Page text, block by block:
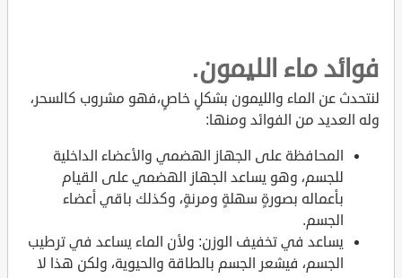
فوائد ماء الليمون.
لنتحدث عن الماء والليمون بشكلٍ خاصٍ،فهو مشروب كالسحر،
وله العديد من الفوائد ومنها:
المحافظة على الجهاز الهضمي والأعضاء الداخلية
للجسم، وهو يساعد الجهاز الهضمي على القيام
بأعماله بصورةٍ سهلةٍ ومرنةٍ، وكذلك باقي أعضاء
الجسم.
يساعد في تخفيف الوزن: ولأن الماء يساعد في ترطيب
الجسم، فيشعر الجسم بالطاقة والحيوية، ولكن هذا لا